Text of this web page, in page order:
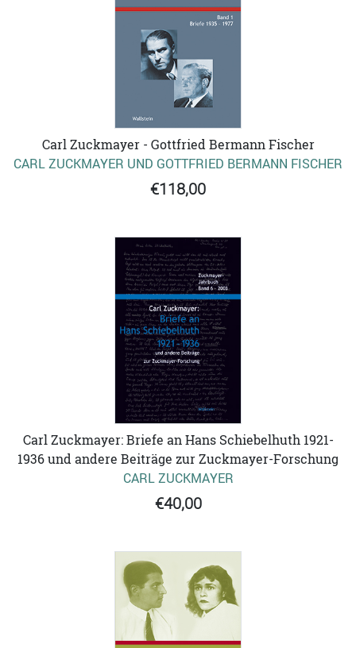
Carl Zuckmayer - Gottfried Bermann Fischer
CARL ZUCKMAYER UND GOTTFRIED BERMANN FISCHER
€118,00
Carl Zuckmayer: Briefe an Hans Schiebelhuth 1921-
1936 und andere Beiträge zur Zuckmayer-Forschung
CARL ZUCKMAYER
€40,00